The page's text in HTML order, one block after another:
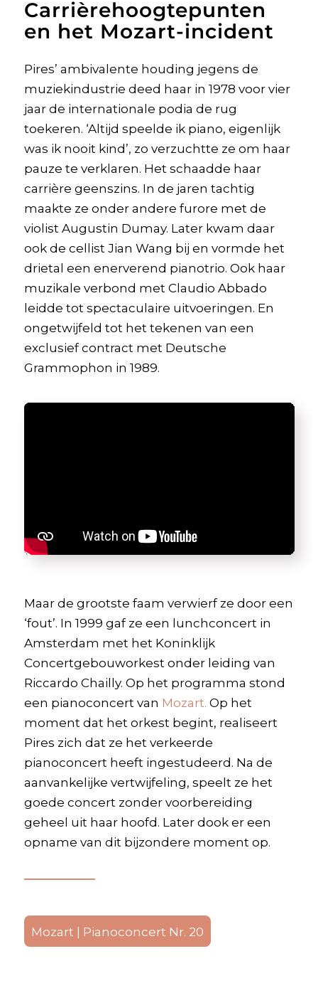
Carrièrehoogtepunten
en het Mozart-incident
Pires’ ambivalente houding jegens de
muziekindustrie deed haar in 1978 voor vier
jaar de internationale podia de rug
toekeren. ‘Altijd speelde ik piano, eigenlijk
was ik nooit kind’, zo verzuchtte ze om haar
pauze te verklaren. Het schaadde haar
carrière geenszins. In de jaren tachtig
maakte ze onder andere furore met de
violist Augustin Dumay. Later kwam daar
ook de cellist Jian Wang bij en vormde het
drietal een enerverend pianotrio. Ook haar
muzikale verbond met Claudio Abbado
leidde tot spectaculaire uitvoeringen. En
ongetwijfeld tot het tekenen van een
exclusief contract met Deutsche
Grammophon in 1989.
Maar de grootste faam verwierf ze door een
‘fout’. In 1999 gaf ze een lunchconcert in
Amsterdam met het Koninklijk
Concertgebouworkest onder leiding van
Riccardo Chailly. Op het programma stond
een pianoconcert van Mozart. Op het
moment dat het orkest begint, realiseert
Pires zich dat ze het verkeerde
pianoconcert heeft ingestudeerd. Na de
aanvankelijke vertwijfeling, speelt ze het
goede concert zonder voorbereiding
geheel uit haar hoofd. Later dook er een
opname van dit bijzondere moment op.
Mozart | Pianoconcert Nr. 20